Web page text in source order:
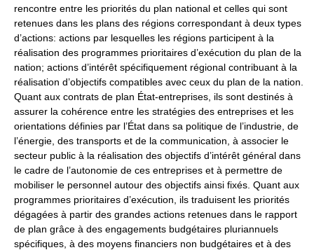
rencontre entre les priorités du plan national et celles qui sont
retenues dans les plans des régions correspondant à deux types
d’actions: actions par lesquelles les régions participent à la
réalisation des programmes prioritaires d’exécution du plan de la
nation; actions d’intérêt spécifiquement régional contribuant à la
réalisation d’objectifs compatibles avec ceux du plan de la nation.
Quant aux contrats de plan État-entreprises, ils sont destinés à
assurer la cohérence entre les stratégies des entreprises et les
orientations définies par l’État dans sa politique de l’industrie, de
l’énergie, des transports et de la communication, à associer le
secteur public à la réalisation des objectifs d’intérêt général dans
le cadre de l’autonomie de ces entreprises et à permettre de
mobiliser le personnel autour des objectifs ainsi fixés. Quant aux
programmes prioritaires d’exécution, ils traduisent les priorités
dégagées à partir des grandes actions retenues dans le rapport
de plan grâce à des engagements budgétaires pluriannuels
spécifiques, à des moyens financiers non budgétaires et à des